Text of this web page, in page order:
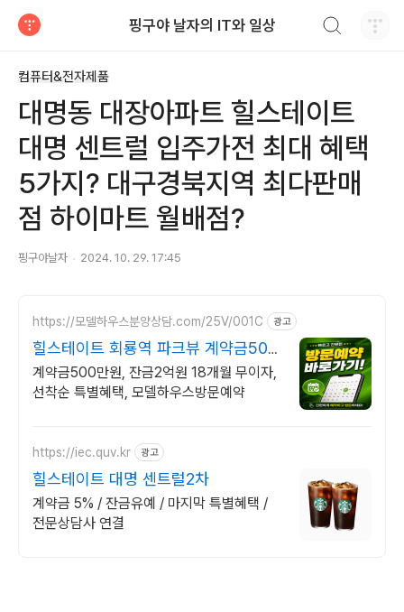
핑구야 날자의 IT와 일상
컴퓨터&전자제품
대명동 대장아파트 힐스테이트
대명 센트럴 입주가전 최대 혜택
5가지? 대구경북지역 최다판매
점 하이마트 월배점?
핑구야날자 2024. 10. 29. 17:45
https://모델하우스분양상담.com/25V/001C 광고
힐스테이트 회룡역 파크뷰 계약금500
만원,잔금2억유예
계약금500만원, 잔금2억원 18개월 무이자,
선착순 특별혜택, 모델하우스방문예약
https://iec.quv.kr 광고
힐스테이트 대명 센트럴2차
계약금 5% / 잔금유예 / 마지막 특별혜택 /
전문상담사 연결